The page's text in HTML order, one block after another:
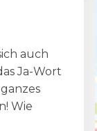
auch
Ja-Wort
Wie